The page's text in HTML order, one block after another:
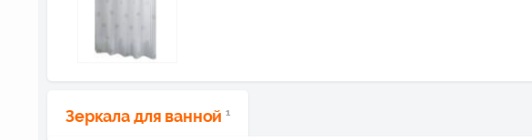
Зеркала для ванной 1